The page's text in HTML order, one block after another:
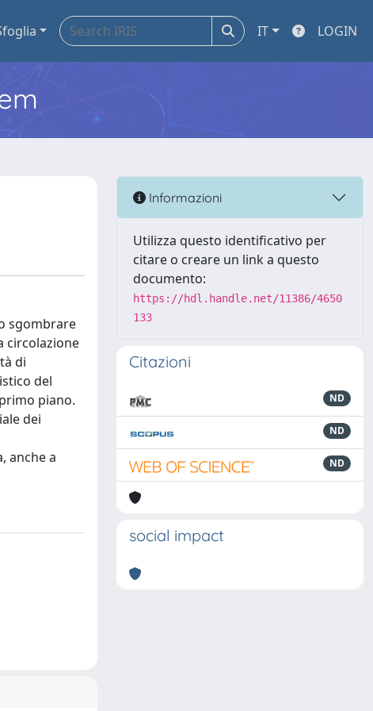
IT LOGIN
sgombrare
circolazione
di
del
piano.
dei
anche a
Informazioni
Utilizza questo identificativo per
citare o creare un link a questo
documento:
https://hdl.handle.net/11386/4650
133
Citazioni
ND
ND
ND
social impact